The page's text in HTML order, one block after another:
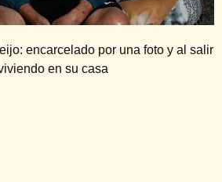
encarcelado por una foto y al salir
en su casa